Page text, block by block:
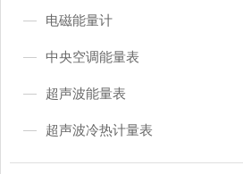
电磁能量计
中央空调能量表
超声波能量表
超声波冷热计量表